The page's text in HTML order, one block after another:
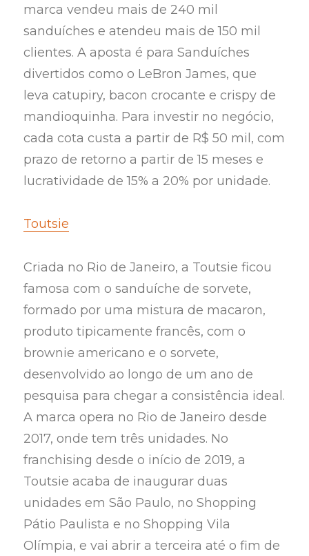
marca vendeu mais de 240 mil
sanduíches e atendeu mais de 150 mil
clientes. A aposta é para Sanduíches
divertidos como o LeBron James, que
leva catupiry, bacon crocante e crispy de
mandioquinha. Para investir no negócio,
cada cota custa a partir de R$ 50 mil, com
prazo de retorno a partir de 15 meses e
lucratividade de 15% a 20% por unidade.
Toutsie
Criada no Rio de Janeiro, a Toutsie ficou
famosa com o sanduíche de sorvete,
formado por uma mistura de macaron,
produto tipicamente francês, com o
brownie americano e o sorvete,
desenvolvido ao longo de um ano de
pesquisa para chegar a consistência ideal.
A marca opera no Rio de Janeiro desde
2017, onde tem três unidades. No
franchising desde o início de 2019, a
Toutsie acaba de inaugurar duas
unidades em São Paulo, no Shopping
Pátio Paulista e no Shopping Vila
Olímpia, e vai abrir a terceira até o fim de